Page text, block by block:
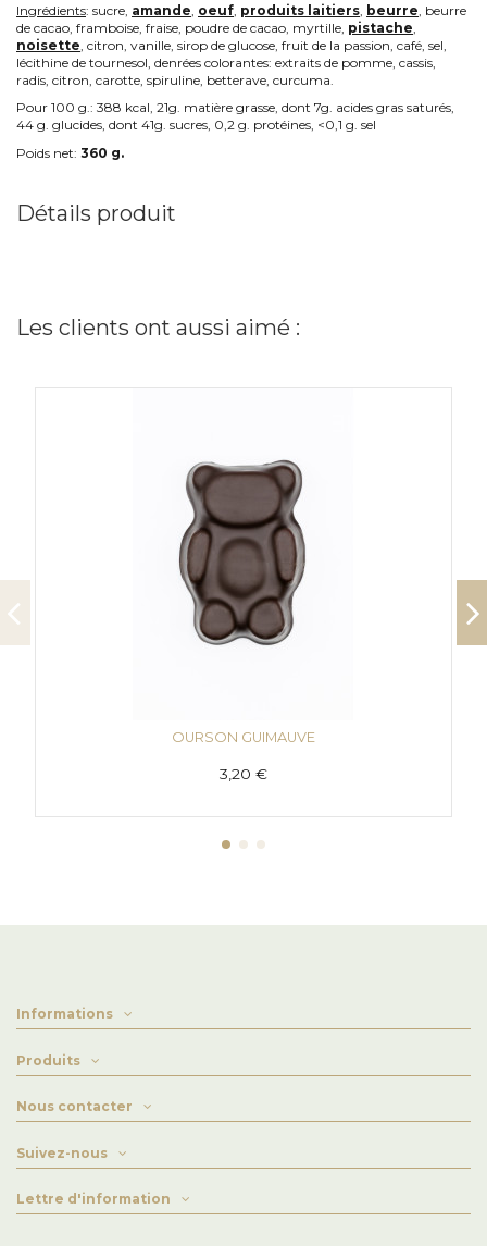
Ingrédients: sucre, amande oeuf produits laitiers beurre , beurre
de cacao, framboise, fraise, poudre de cacao, myrtille, pistache
noisette citron, vanille, sirop de glucose, fruit de la passion, café, sel,
lécithine de tournesol, denrées colorantes: extraits de pomme, cassis,
radis, citron, carotte, spiruline, betterave, curcuma.
Pour 100 g.: 388 kcal, 21g. matière grasse, dont 7g. acides gras saturés,
44 g. glucides, dont 41g. sucres, 0,2 g. protéines, <0,1 g. sel
Poids net: 360 g.
Détails produit
Les clients ont aussi aimé :
OURSON GUIMAUVE
3,20 €
Informations
Produits
Nous contacter
Suivez-nous
Lettre d'information